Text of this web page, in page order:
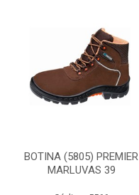
BOTINA (5805) PREMIER
MARLUVAS 39